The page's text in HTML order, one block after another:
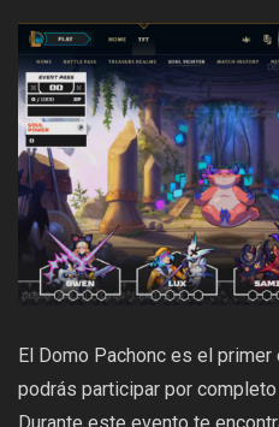
El Domo Pachonc es el
podrás participar por